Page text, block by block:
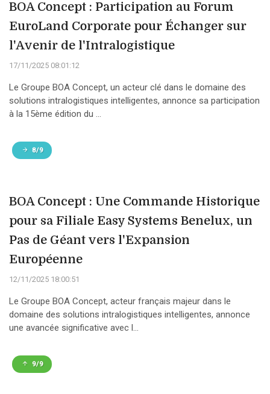
BOA Concept : Participation au Forum
EuroLand Corporate pour Échanger sur
l'Avenir de l'Intralogistique
17/11/2025 08:01:12
Le Groupe BOA Concept, un acteur clé dans le domaine des
solutions intralogistiques intelligentes, annonce sa participation
à la 15ème édition du ...
8/9
BOA Concept : Une Commande Historique
pour sa Filiale Easy Systems Benelux, un
Pas de Géant vers l'Expansion
Européenne
12/11/2025 18:00:51
Le Groupe BOA Concept, acteur français majeur dans le
domaine des solutions intralogistiques intelligentes, annonce
une avancée significative avec l...
9/9